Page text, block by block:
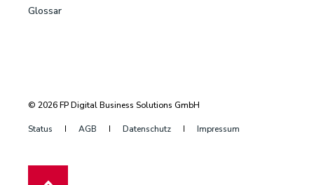
Glossar
© 2026 FP Digital Business Solutions GmbH
Status AGB Datenschutz Impressum